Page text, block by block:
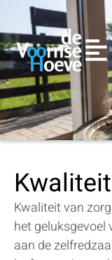
Kwaliteit
Kwaliteit van
het geluksgevoel
aan de